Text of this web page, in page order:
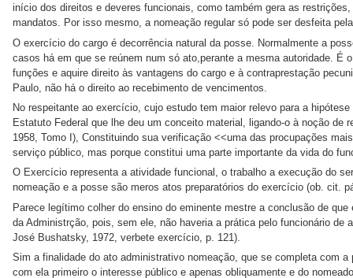
início dos direitos e deveres funcionais, como também gera as
mandatos. Por isso mesmo, a nomeação regular só pode ser desfeita
O exercício do cargo é decorrência natural da posse. Normalmente a
casos há em que se reúnem num só ato,perante a mesma autoridade.
funções e aquire direito às vantagens do cargo e à contraprestação
Paulo, não há o direito ao recebimento de vencimentos.
No respeitante ao exercício, cujo estudo tem maior relevo para a
Estatuto Federal que lhe deu um conceito material, ligando-o à noção
1958, Tomo I), Constituindo sua verificação <<uma das procupações
serviço público, mas porque constitui uma parte importante da vida do
O Exercício representa a atividade funcional, o trabalho a execução do
nomeação e a posse são meros atos preparatórios do exercício (ob. cit.
Parece legítimo colher do ensino do eminente mestre a conclusão de
da Administrção, pois, sem ele, não haveria a prática pelo funcionário
José Bushatsky, 1972, verbete exercício, p. 121).
Sim a finalidade do ato administrativo nomeação, que se completa com
com ela primeiro o interesse público e apenas obliquamente e do